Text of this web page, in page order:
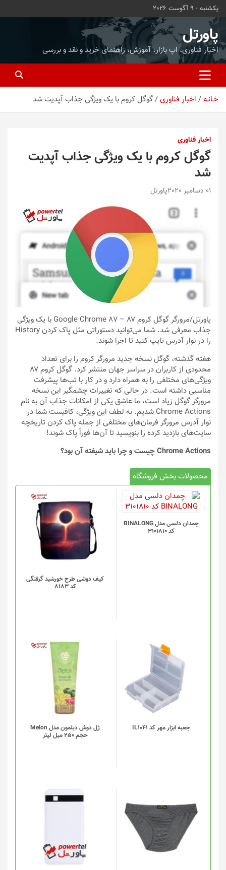
محتوا
بروید
یکشنبه - 9 آگوست 2026
پاورتل
اخبار فناوری، اپ بازار، آموزش، راهنمای خرید و نقد و بررسی
خـانـه اخبار فناوری گوگل کروم با یک ویژگی جذاب آپدیت شد
اخبار فناوری
گوگل کروم با یک ویژگی جذاب آپدیت
شد
01 دسامبر 2020 پاورتل
پاورتل
/مرورگر گوگل کروم ۸۷ – Google Chrome 87 با یک ویژگی
جذاب معرفی شد. شما می‌توانید دستوراتی مثل پاک کردن History
را در نوار آدرس تایپ کنید تا اجرا شوند.
هفته گذشته، گوگل نسخه جدید مرورگر کروم را برای تعداد
محدودی از کاربران در سراسر جهان منتشر کرد. گوگل کروم ۸۷
ویژگی‌های مختلفی را به همراه دارد و در کار با تب‌ها پیشرفت
مناسبی داشته است. در حالی که تغییرات چشمگیر این نسخه
مرورگر گوگل زیاد است، ما عاشق یکی از امکانات جذاب آن به نام
Chrome Actions شدیم. به لطف این ویژگی، کافیست شما در
نوار آدرس مرورگر فرمان‌های مختلفی از جمله پاک کردن تاریخچه
سایت‌های بازدید کرده را بنویسید تا آن‌ها فوراً پاک شوند!
Chrome Actions چیست و چرا باید شیفته آن بود؟
محصولات بخش فروشگاه
چمدان دلسی مدل BINALONG
کد 3101810
کیف دوشی طرح خورشید گرفتگی
کد 8183
جعبه ابزار مهر کد IL1041
این
محصول
دارای
انواع
مختلفی
می
باشد.
گزینه
انتخاب
شوند
ژل دوش دیلمون مدل Melon
حجم 250 میل لیتر
این
محصول
دارای
انواع
مختلفی
می